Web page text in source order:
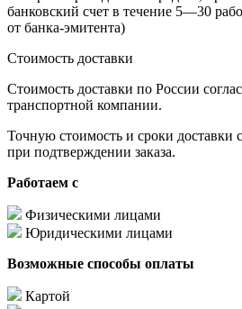
банковский счет в течение 5—30
от банка-эмитента)
Стоимость доставки
Стоимость доставки по России
транспортной компании.
Точную стоимость и сроки
при подтверждении заказа.
Работаем с
Физическими лицами
Юридическими лицами
Возможные способы оплаты
Картой